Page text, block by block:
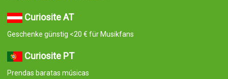
Curiosite AT
Geschenke günstig <20 € für Musikfans
Curiosite PT
Prendas baratas músicas